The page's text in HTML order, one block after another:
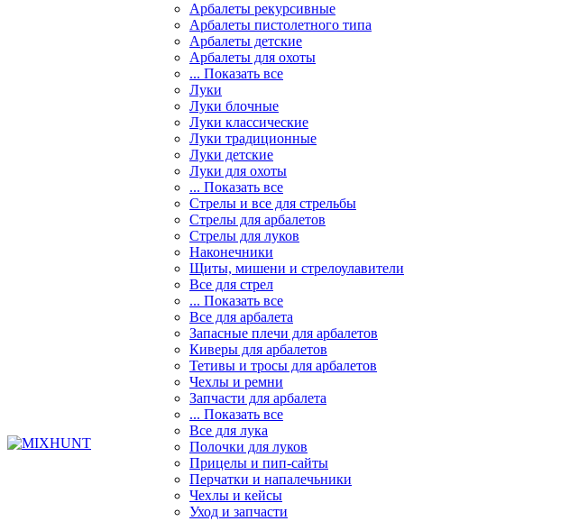
Арбалеты рекурсивные
Арбалеты пистолетного типа
Арбалеты детские
Арбалеты для охоты
... Показать все
Луки
Луки блочные
Луки классические
Луки традиционные
Луки детские
Луки для охоты
... Показать все
Стрелы и все для стрельбы
Стрелы для арбалетов
Стрелы для луков
Наконечники
Щиты, мишени и стрелоулавители
Все для стрел
... Показать все
Все для арбалета
Запасные плечи для арбалетов
Киверы для арбалетов
Тетивы и тросы для арбалетов
Чехлы и ремни
Запчасти для арбалета
... Показать все
Все для лука
Полочки для луков
Прицелы и пип-сайты
Перчатки и напалечьники
Чехлы и кейсы
Уход и запчасти